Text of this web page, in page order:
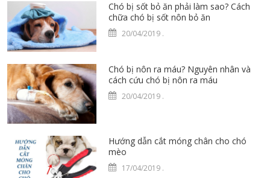
Chó bị sốt bỏ ăn phải làm sao? Cách
chữa chó bị sốt nôn bỏ ăn
20/04/2019 .
Chó bị nôn ra máu? Nguyên nhân và
cách cứu chó bị nôn ra máu
20/04/2019 .
Hướng dẫn cắt móng chân cho chó
mèo
17/04/2019 .